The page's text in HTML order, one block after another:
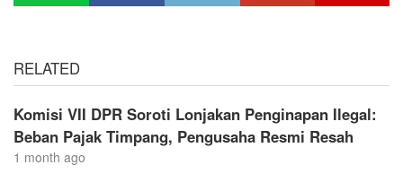
RELATED
Komisi VII DPR Soroti Lonjakan Penginapan Ilegal:
Beban Pajak Timpang, Pengusaha Resmi Resah
1 month ago